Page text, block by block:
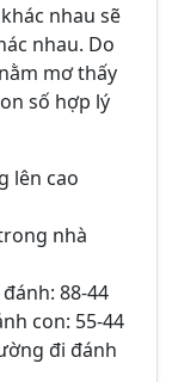
nhau sẽ
nhau. Do
mơ thấy
số hợp lý
lên cao
nhà
đánh: 88-44
con: 55-44
đi đánh